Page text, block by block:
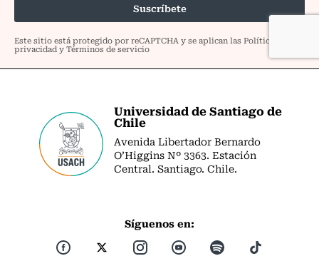
Universidad de Santiago de
Chile
Avenida Libertador Bernardo
O’Higgins Nº 3363. Estación
Central. Santiago. Chile.
Síguenos en: